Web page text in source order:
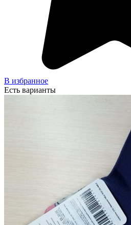
В избранное
Есть варианты